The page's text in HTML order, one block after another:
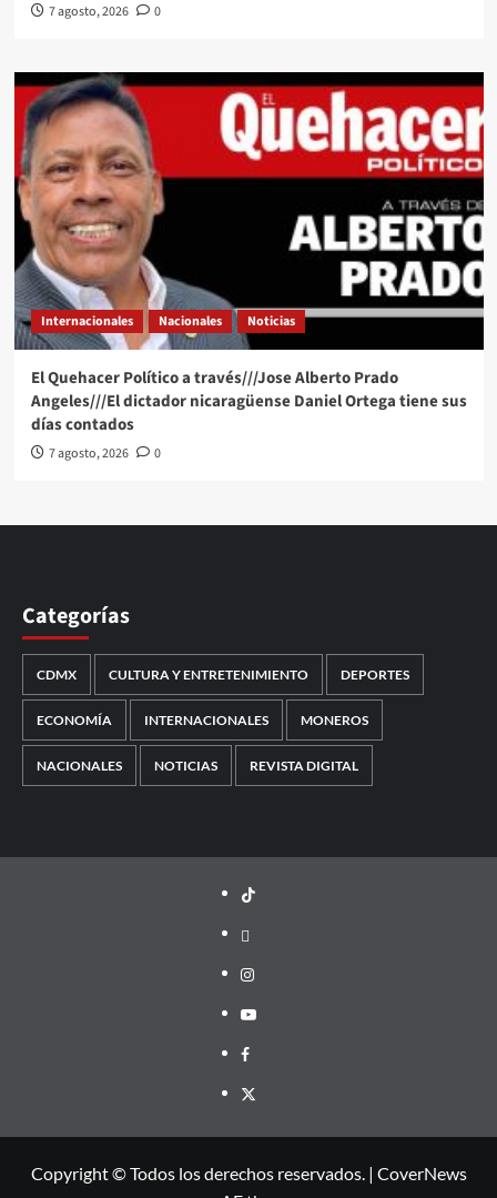
7 agosto, 2026 0
Internacionales Nacionales Noticias
El Quehacer Político a través///Jose Alberto Prado
Angeles///El dictador nicaragüense Daniel Ortega tiene sus
días contados
7 agosto, 2026 0
Categorías
CDMX CULTURA Y ENTRETENIMIENTO DEPORTES
ECONOMÍA INTERNACIONALES MONEROS
NACIONALES NOTICIAS REVISTA DIGITAL
TikTok
threads
Instagram
Youtube
Facebook
X
Copyright © Todos los derechos reservados. | CoverNews